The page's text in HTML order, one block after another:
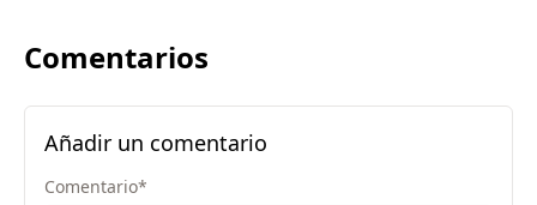
Comentarios
Añadir un comentario
Comentario*